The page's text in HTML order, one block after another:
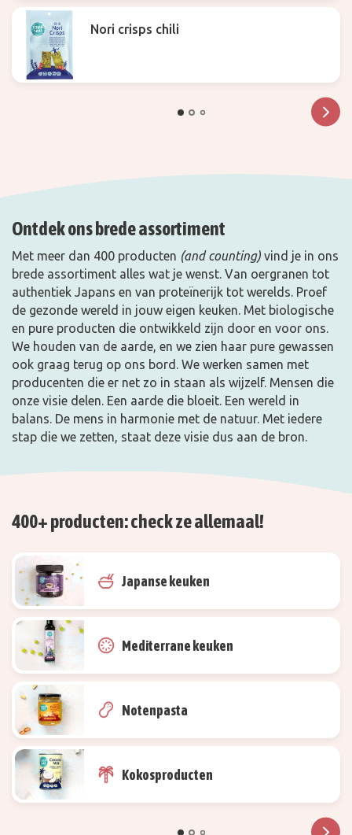
Nori crisps chili
Ontdek ons brede assortiment
Met meer dan 400 producten (and counting) vind je in ons
brede assortiment alles wat je wenst. Van oergranen tot
authentiek Japans en van proteïnerijk tot werelds. Proef
de gezonde wereld in jouw eigen keuken. Met biologische
en pure producten die ontwikkeld zijn door en voor ons.
We houden van de aarde, en we zien haar pure gewassen
ook graag terug op ons bord. We werken samen met
producenten die er net zo in staan als wijzelf. Mensen die
onze visie delen. Een aarde die bloeit. Een wereld in
balans. De mens in harmonie met de natuur. Met iedere
stap die we zetten, staat deze visie dus aan de bron.
400+ producten: check ze allemaal!
Japanse keuken
Mediterrane keuken
Notenpasta
Kokosproducten